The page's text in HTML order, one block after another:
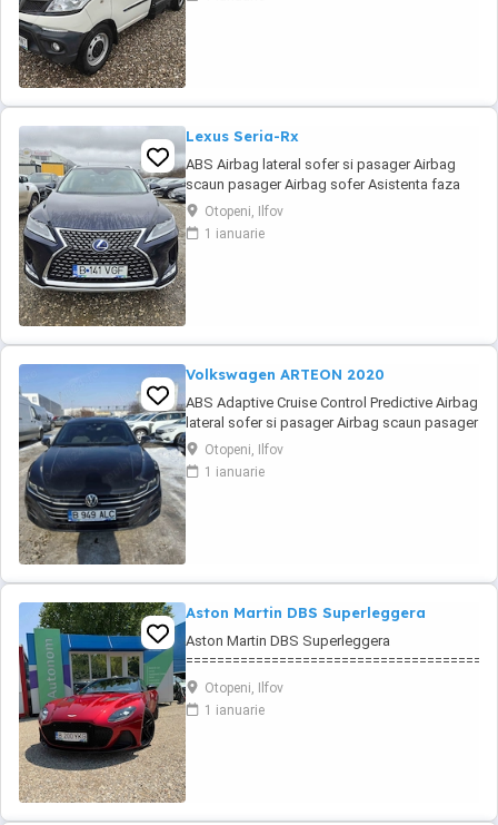
Lumini de zi Lumini de zi LED Oglinzi
Lexus Seria-Rx
ABS Airbag lateral sofer si pasager Airbag
scaun pasager Airbag sofer Asistenta faza
lunga Avertizare unghi mort Bluetooth Camera
video spate Climatronic Cotiera (fata) Cotiera
(spate) ESP Faruri ceata Faruri ceata LED
Otopeni, Ilfov
1 ianuarie
Volkswagen ARTEON 2020
ABS Adaptive Cruise Control Predictive Airbag
lateral sofer si pasager Airbag scaun pasager
Airbag sofer Airbag-uri cap fata Airbag-uri
cap spate Asistenta faza lunga Asistenta in
rampa Bluetooth Camera video spate
Otopeni, Ilfov
1 ianuarie
Aston Martin DBS Superleggera
Aston Martin DBS Superleggera
ABS Airbag lateral sofer si pasager Airbag
Bluetooth Camera video spate Climatronic
electrice fata Incalzire scaun pasager Incalzire
Otopeni, Ilfov
1 ianuarie